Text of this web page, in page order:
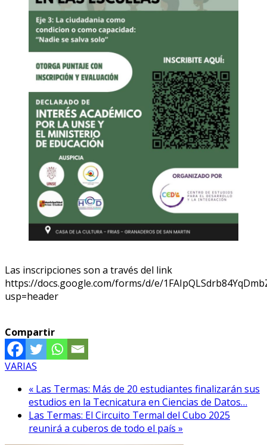
Las inscripciones son a través del link
https://docs.google.com/forms/d/e/
usp=header
Compartir
VARIAS
« Las Termas: Más de 20 estudiantes finalizarán sus
estudios en la Tecnicatura en Ciencias de Datos…
Las Termas: El Circuito Termal del Cubo 2025
reunirá a cuberos de todo el país »